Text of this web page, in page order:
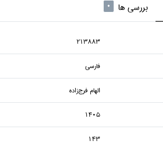
بررسی ها 0
213883
فارسي
الهام فرج‌زاده
1405
143